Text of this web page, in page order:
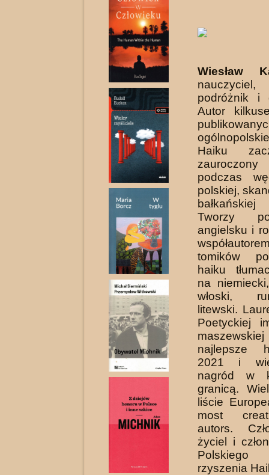
Wiesław
podróżnik i
Autor
Haiku
podczas
polskiej,
Tworzy
angielsku i
tomików
haiku
na
włoski,
litewski.
Poetyckiej
najlepsze
2021 i
nagród w
granicą.
liście
most
autors.
życiel i
rzyszenia